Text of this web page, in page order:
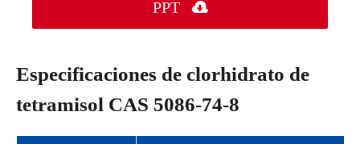
PPT 
Especificaciones de clorhidrato de
tetramisol CAS 5086-74-8